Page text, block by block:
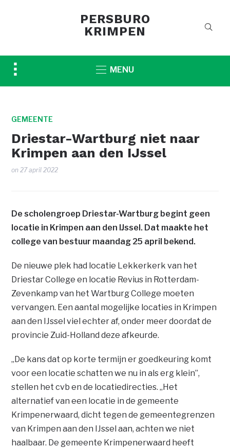
PERSBURO
KRIMPEN
Toggle
sidebar
MENU
GEMEENTE
Driestar-Wartburg niet naar
Krimpen aan den IJssel
on27 april 2022
De scholengroep Driestar-Wartburg begint geen
locatie in Krimpen aan den IJssel. Dat maakte het
college van bestuur maandag 25 april bekend.
De nieuwe plek had locatie Lekkerkerk van het
Driestar College en locatie Revius in Rotterdam-
Zevenkamp van het Wartburg College moeten
vervangen. Een aantal mogelijke locaties in Krimpen
aan den IJssel viel echter af, onder meer doordat de
provincie Zuid-Holland deze afkeurde.
„De kans dat op korte termijn er goedkeuring komt
voor een locatie schatten we nu in als erg klein”,
stellen het cvb en de locatiedirecties. „Het
alternatief van een locatie in de gemeente
Krimpenerwaard, dicht tegen de gemeentegrenzen
van Krimpen aan den IJssel aan, achten we niet
haalbaar. De gemeente Krimpenerwaard heeft